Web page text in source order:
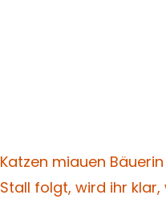
Katzen miauen
Stall folgt, wird ihr